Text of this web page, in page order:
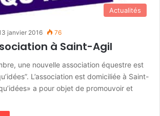
Actualités
janvier 2016 76
à Saint-Agil
une nouvelle association équestre est
L’association est domiciliée à Saint-
a pour objet de promouvoir et